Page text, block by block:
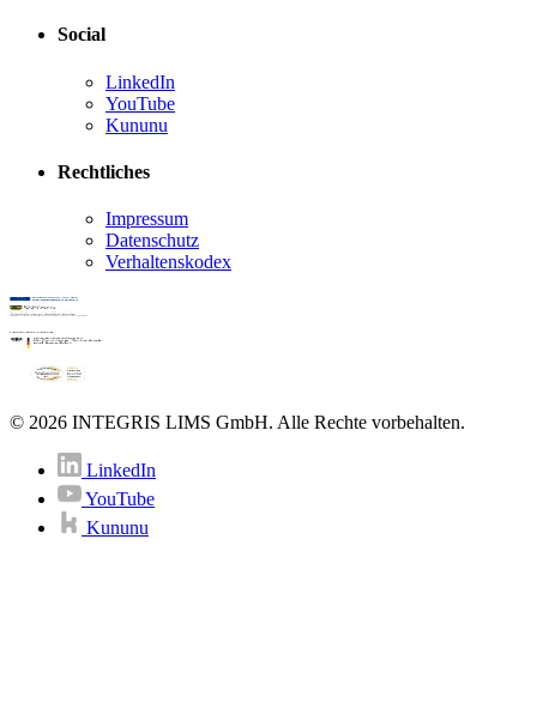
Social
LinkedIn
YouTube
Kununu
Rechtliches
Impressum
Datenschutz
Verhaltenskodex
© 2026 INTEGRIS LIMS GmbH. Alle Rechte vorbehalten.
LinkedIn
YouTube
Kununu